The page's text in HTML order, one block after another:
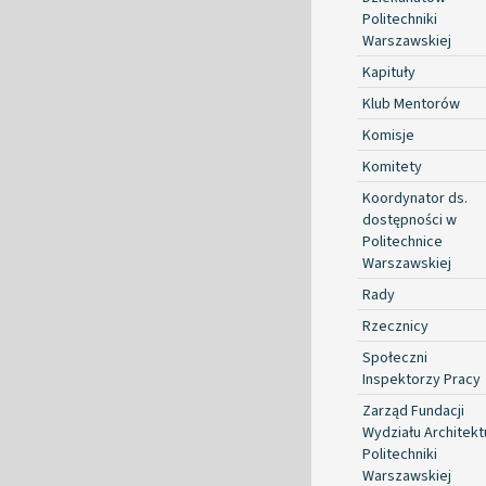
Politechniki
Warszawskiej
Kapituły
Klub Mentorów
Komisje
Komitety
Koordynator ds.
dostępności w
Politechnice
Warszawskiej
Rady
Rzecznicy
Społeczni
Inspektorzy Pracy
Zarząd Fundacji
Wydziału
Politechniki
Warszawskiej